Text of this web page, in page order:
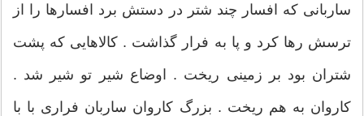
ساربانی که افسار چند شتر در دستش برد افسارها را از
ترسش رها کرد و پا به فرار گذاشت . کالاهایی که پشت
شتران بود بر زمینی ریخت . اوضاع شیر تو شیر شد .
کاروان به هم ریخت . بزرگ کاروان ساربان فراری با با